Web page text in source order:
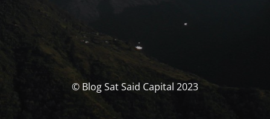
© Blog Sat Said Capital 2023